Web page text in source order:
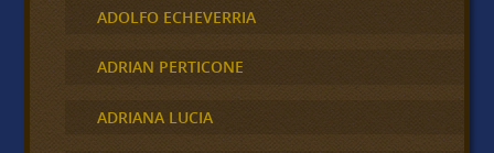
ADOLFO ECHEVERRIA
ADRIAN PERTICONE
ADRIANA LUCIA